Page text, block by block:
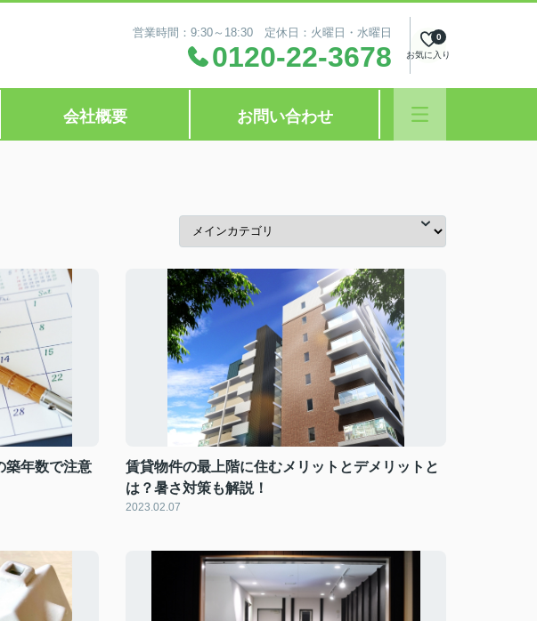
営業時間：9:30～18:30 定休日：火曜日・水曜日
0120-22-3678 お気に入り
0
会社概要 お問い合わせ
築年数で注意
賃貸物件の最上階に住むメリットとデメリットと
は？暑さ対策も解説！
2023.02.07